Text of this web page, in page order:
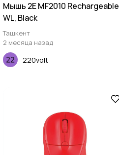
Мышь 2E MF2010 Rechargeable
WL, Black
Ташкент
2 месяца назад
220volt